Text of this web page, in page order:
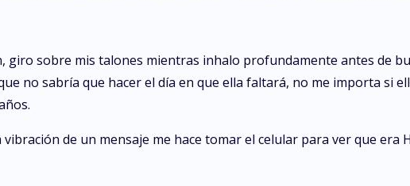
giro sobre mis talones mientras inhalo profundamente antes de
no sabría que hacer el día en que ella faltará, no me importa si
de un mensaje me hace tomar el celular para ver que era